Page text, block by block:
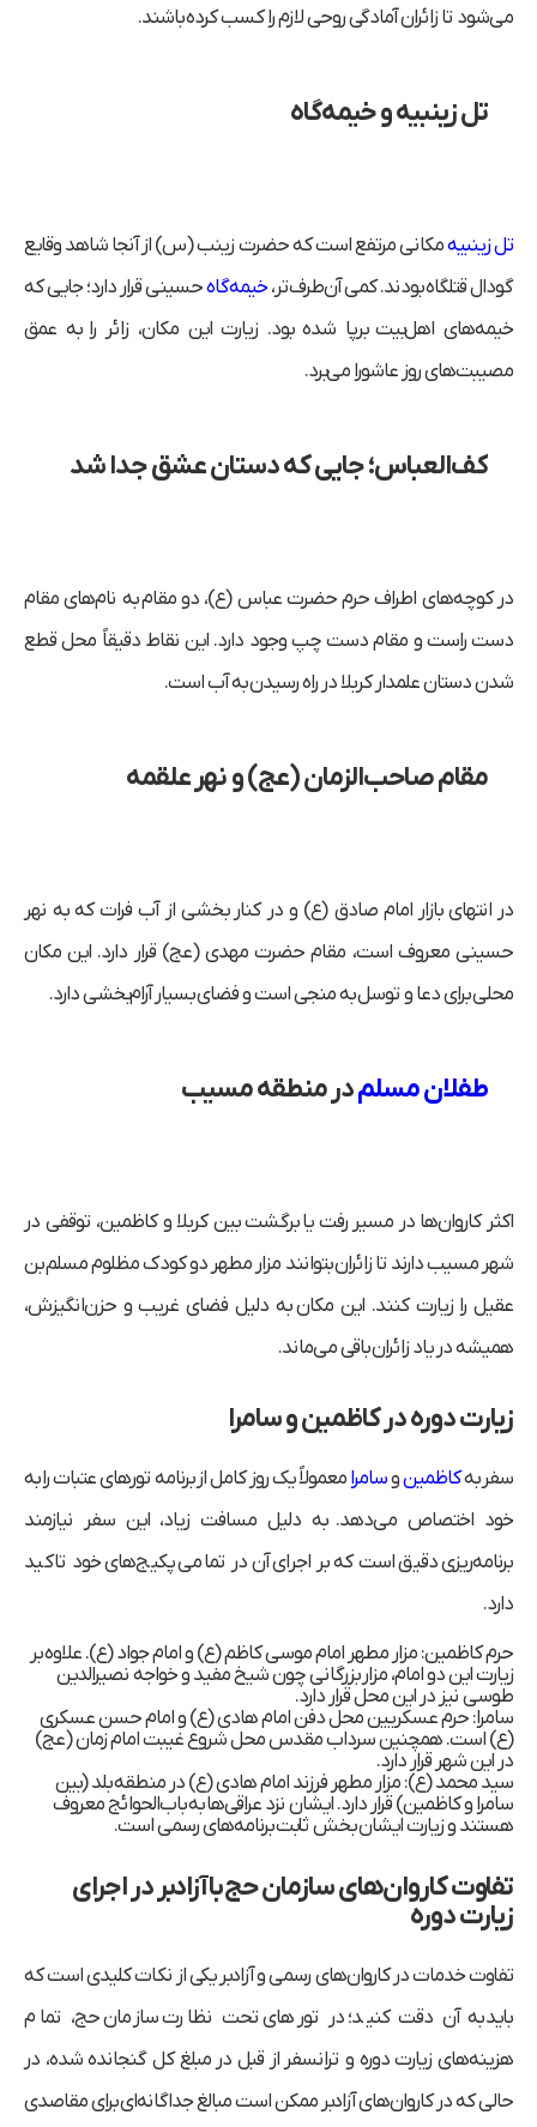
می‌شود تا زائران آمادگی روحی لازم را کسب کرده باشند.
تل زینبیه و خیمه‌گاه
تل زینبیهمکانی مرتفع است که حضرت زینب (س) از آنجا شاهد وقایع
گودال قتلگاه بودند. کمی آن‌طرف‌تر،خیمه‌گاهحسینی قرار دارد؛ جایی که
خیمه‌های اهل‌بیت برپا شده بود. زیارت این مکان، زائر را به عمق
مصیبت‌های روز عاشورا می‌برد.
کف‌العباس؛ جایی که دستان عشق جدا شد
در کوچه‌های اطراف حرم حضرت عباس (ع)، دو مقام به نام‌های مقام
دست راست و مقام دست چپ وجود دارد. این نقاط دقیقاً محل قطع
شدن دستان علمدار کربلا در راه رسیدن به آب است.
مقام صاحب‌الزمان (عج) و نهر علقمه
در انتهای بازار امام صادق (ع) و در کنار بخشی از آب فرات که به نهر
حسینی معروف است، مقام حضرت مهدی (عج) قرار دارد. این مکان
محلی برای دعا و توسل به منجی است و فضای بسیار آرام‌بخشی دارد.
طفلان مسلمدر منطقه مسیب
اکثر کاروان‌ها در مسیر رفت یا برگشت بین کربلا و کاظمین، توقفی در
شهر مسیب دارند تا زائران بتوانند مزار مطهر دو کودک مظلوم مسلم بن
عقیل را زیارت کنند. این مکان به دلیل فضای غریب و حزن‌انگیزش،
همیشه در یاد زائران باقی می‌ماند.
زیارت دوره در کاظمین و سامرا
سفر بهکاظمینوسامرامعمولاً یک روز کامل از برنامه تورهای عتبات را به
خود اختصاص می‌دهد. به دلیل مسافت زیاد، این سفر نیازمند
برنامه‌ریزی دقیق است که بر اجرای آن در تمامی پکیج‌های خود تاکید
دارد.
حرم کاظمین:مزار مطهر امام موسی کاظم (ع) و امام جواد (ع). علاوه بر
زیارت این دو امام، مزار بزرگانی چون شیخ مفید و خواجه نصیرالدین
طوسی نیز در این محل قرار دارد.
سامرا:حرم عسکریین محل دفن امام هادی (ع) و امام حسن عسکری
(ع) است. همچنین سرداب مقدس محل شروع غیبت امام زمان (عج)
در این شهر قرار دارد.
سید محمد (ع):مزار مطهر فرزند امام هادی (ع) در منطقه بلد (بین
سامرا و کاظمین) قرار دارد. ایشان نزد عراقی‌ها به باب‌الحوائج معروف
هستند و زیارت ایشان بخش ثابت برنامه‌های رسمی است.
تفاوت کاروان‌های سازمان حج با آزادبر در اجرای
زیارت دوره
تفاوت خدمات در کاروان‌های رسمی و آزادبر یکی از نکات کلیدی است که
باید به آن دقت کنید؛ در تورهای تحت نظارت سازمان حج، تمام
هزینه‌های زیارت دوره و ترانسفر از قبل در مبلغ کل گنجانده شده، در
حالی که در کاروان‌های آزادبر ممکن است مبالغ جداگانه‌ای برای مقاصدی